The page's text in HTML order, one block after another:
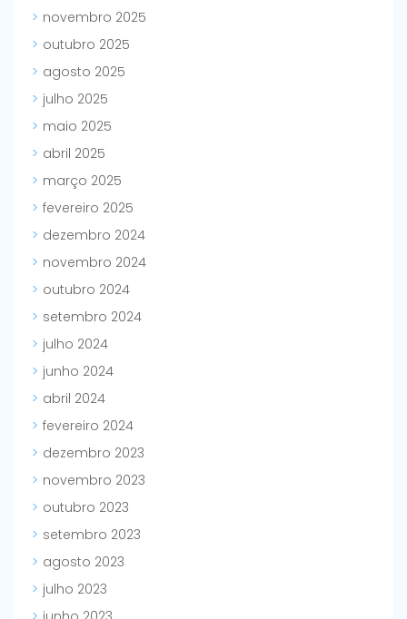
novembro 2025
outubro 2025
agosto 2025
julho 2025
maio 2025
abril 2025
março 2025
fevereiro 2025
dezembro 2024
novembro 2024
outubro 2024
setembro 2024
julho 2024
junho 2024
abril 2024
fevereiro 2024
dezembro 2023
novembro 2023
outubro 2023
setembro 2023
agosto 2023
julho 2023